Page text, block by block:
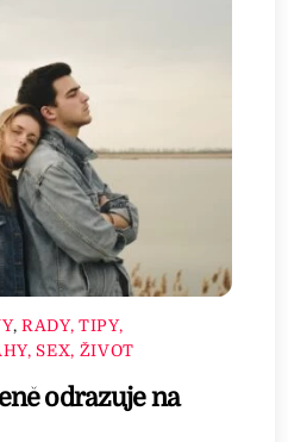
, RADY, TIPY,
SEX, ŽIVOT
odrazuje na